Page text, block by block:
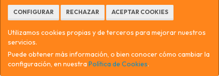
CANON - 6929C001
Impresora Láser Color Canon I-SENSYS
262,40 €
CONFIGURAR RECHAZAR ACEPTAR COOKIES
Utilizamos cookies propias y de terceros para mejorar nuestros
servicios.
Puede obtener más información, o bien conocer cómo cambiar la
configuración, en nuestraPolítica de Cookies.